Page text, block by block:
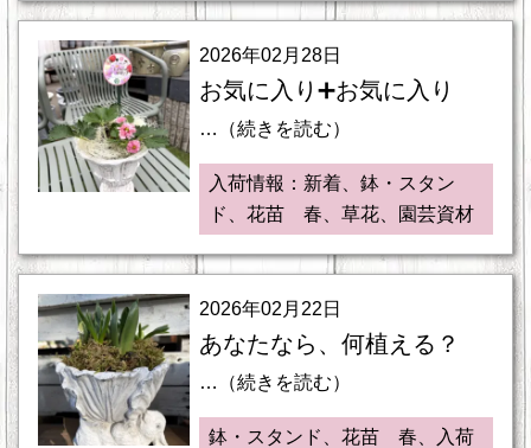
2026年02月28日
お気に入り➕お気に入り
…（続きを読む）
入荷情報：新着、鉢・スタン
ド、花苗 春、草花、園芸資材
2026年02月22日
あなたなら、何植える？
…（続きを読む）
鉢・スタンド、花苗 春、入荷